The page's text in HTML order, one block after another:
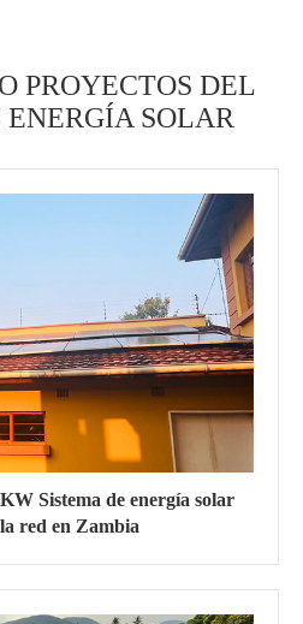
PROYECTOS DEL
SOLAR
Sistema de energía solar
red en Zambia